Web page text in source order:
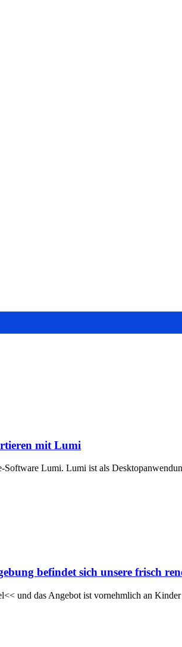
mit Lumi
Lumi. Lumi ist als
befindet sich unsere frisch
und das Angebot ist vornehmlich an